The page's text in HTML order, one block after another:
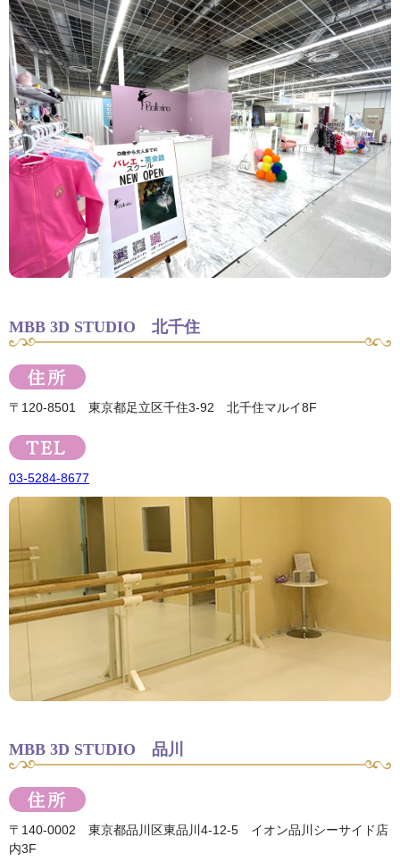
MBB 3D STUDIO 北千住
〒120-8501 東京都足立区千住3-92 北千住マルイ8F
03-5284-8677
MBB 3D STUDIO 品川
〒140-0002 東京都品川区東品川4-12-5 イオン品川シーサイド店
内3F